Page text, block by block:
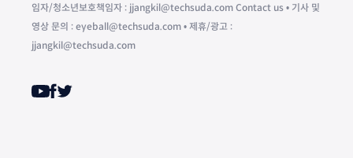
임자/청소년보호책임자 : jjangkil@techsuda.com Contact us • 기사 및
영상 문의 : eyeball@techsuda.com • 제휴/광고 :
jjangkil@techsuda.com